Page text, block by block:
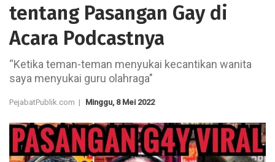
tentang Pasangan Gay di
Acara Podcastnya
“Ketika teman-teman menyukai kecantikan wanita
saya menyukai guru olahraga"
PejabatPublik.com | Minggu, 8 Mei 2022